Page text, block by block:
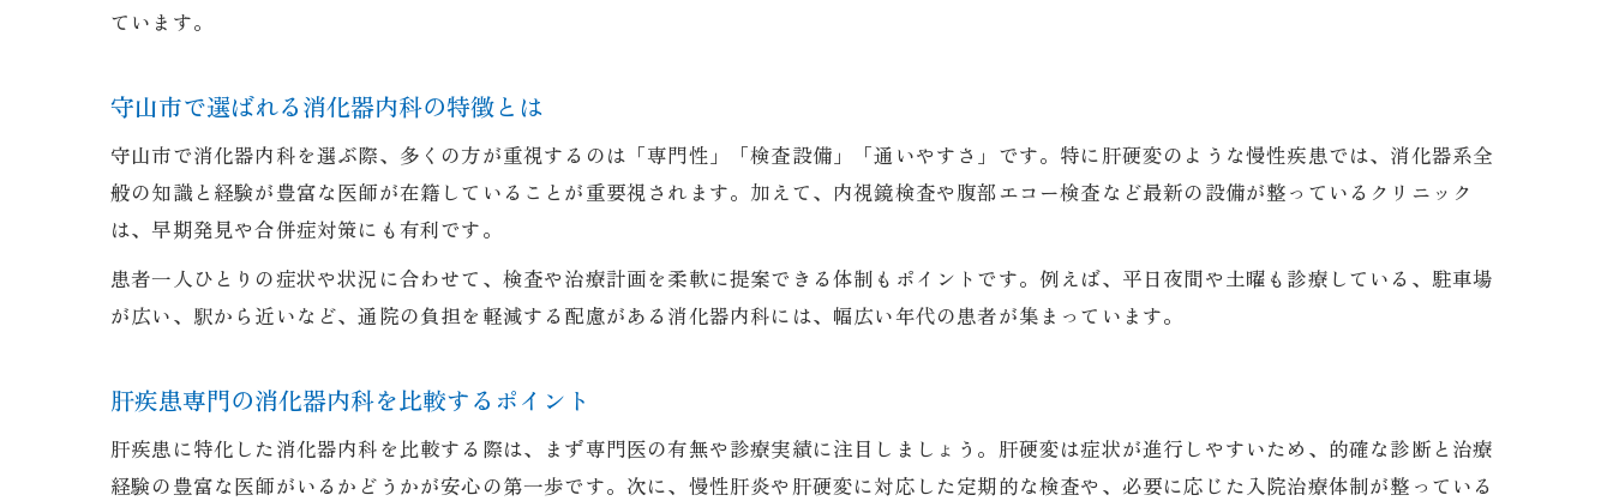
消化器内科で叶う肝硬変の早期発見とサポート
消化器内科による肝硬変の早期発見の流れ
肝硬変治療のための消化器内科サポート体制
消化器内科で受ける定期フォローアップの重要性
肝機能異常の不安に守山市でできる受診体験
消化器内科で肝機能異常を相談する流れ
守山市の消化器内科で受診前に知るべきこと
ています。
守山市で選ばれる消化器内科の特徴とは
守山市で消化器内科を選ぶ際、多くの方が重視するのは「専門性」「検査設備」「通いやすさ」です。特に肝硬変のような慢性疾患では、消化器系全
般の知識と経験が豊富な医師が在籍していることが重要視されます。加えて、内視鏡検査や腹部エコー検査など最新の設備が整っているクリニック
は、早期発見や合併症対策にも有利です。
患者一人ひとりの症状や状況に合わせて、検査や治療計画を柔軟に提案できる体制もポイントです。例えば、平日夜間や土曜も診療している、駐車場
が広い、駅から近いなど、通院の負担を軽減する配慮がある消化器内科には、幅広い年代の患者が集まっています。
肝疾患専門の消化器内科を比較するポイント
肝疾患に特化した消化器内科を比較する際は、まず専門医の有無や診療実績に注目しましょう。肝硬変は症状が進行しやすいため、的確な診断と治療
経験の豊富な医師がいるかどうかが安心の第一歩です。次に、慢性肝炎や肝硬変に対応した定期的な検査や、必要に応じた入院治療体制が整っている